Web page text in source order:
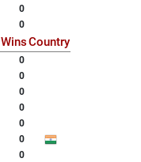
0
0
WinsCountry
0
0
0
0
0
0
0